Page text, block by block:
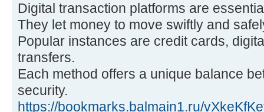
Digital transaction platforms are
They let money to move swiftly and
Popular instances are credit cards,
transfers.
Each method offers a unique balance
security.
https://bookmarks.balmain1.ru/